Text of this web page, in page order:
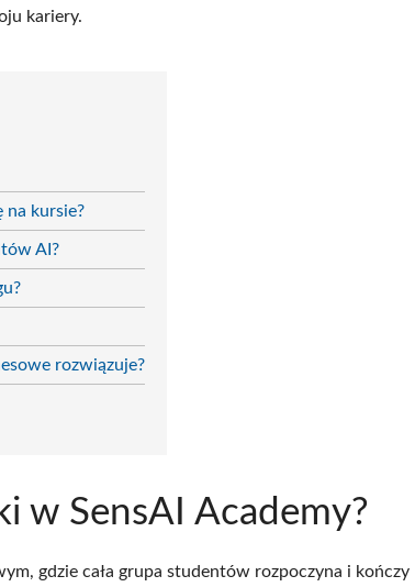
kariery.
na kursie?
AI?
rozwiązuje?
w SensAI Academy?
gdzie cała grupa studentów rozpoczyna i kończy